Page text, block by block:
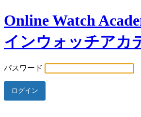
Online Watch
インウォッチアカ
パスワード